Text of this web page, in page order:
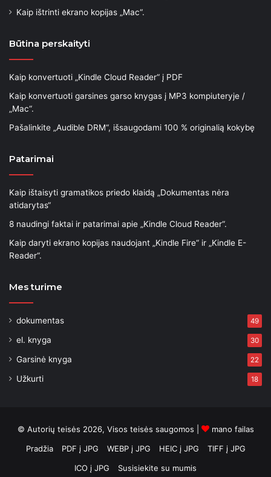
Kaip ištrinti ekrano kopijas „Mac“.
Būtina perskaityti
Kaip konvertuoti „Kindle Cloud Reader“ į PDF
Kaip konvertuoti garsines garso knygas į MP3 kompiuteryje /
„Mac“.
Pašalinkite „Audible DRM“, išsaugodami 100 % originalią kokybę
Patarimai
Kaip ištaisyti gramatikos priedo klaidą „Dokumentas nėra
atidarytas“
8 naudingi faktai ir patarimai apie „Kindle Cloud Reader“.
Kaip daryti ekrano kopijas naudojant „Kindle Fire“ ir „Kindle E-
Reader“.
Mes turime
dokumentas 49
el. knyga 30
Garsinė knyga 22
Užkurti 18
© Autorių teisės 2026, Visos teisės saugomos |
mano failas
Pradžia
PDF į JPG WEBP į JPG HEIC į JPG
TIFF į JPG
ICO į JPG
Susisiekite su mumis